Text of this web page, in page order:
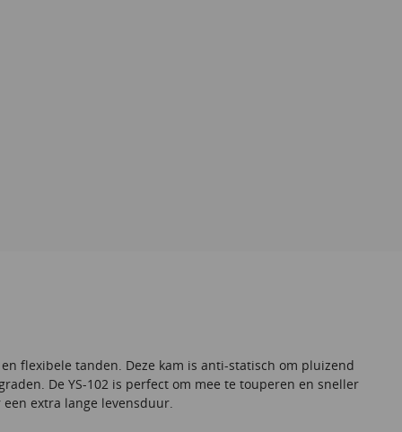
flexibele tanden. Deze kam is anti-statisch om pluizend
De YS-102 is perfect om mee te touperen en sneller
extra lange levensduur.